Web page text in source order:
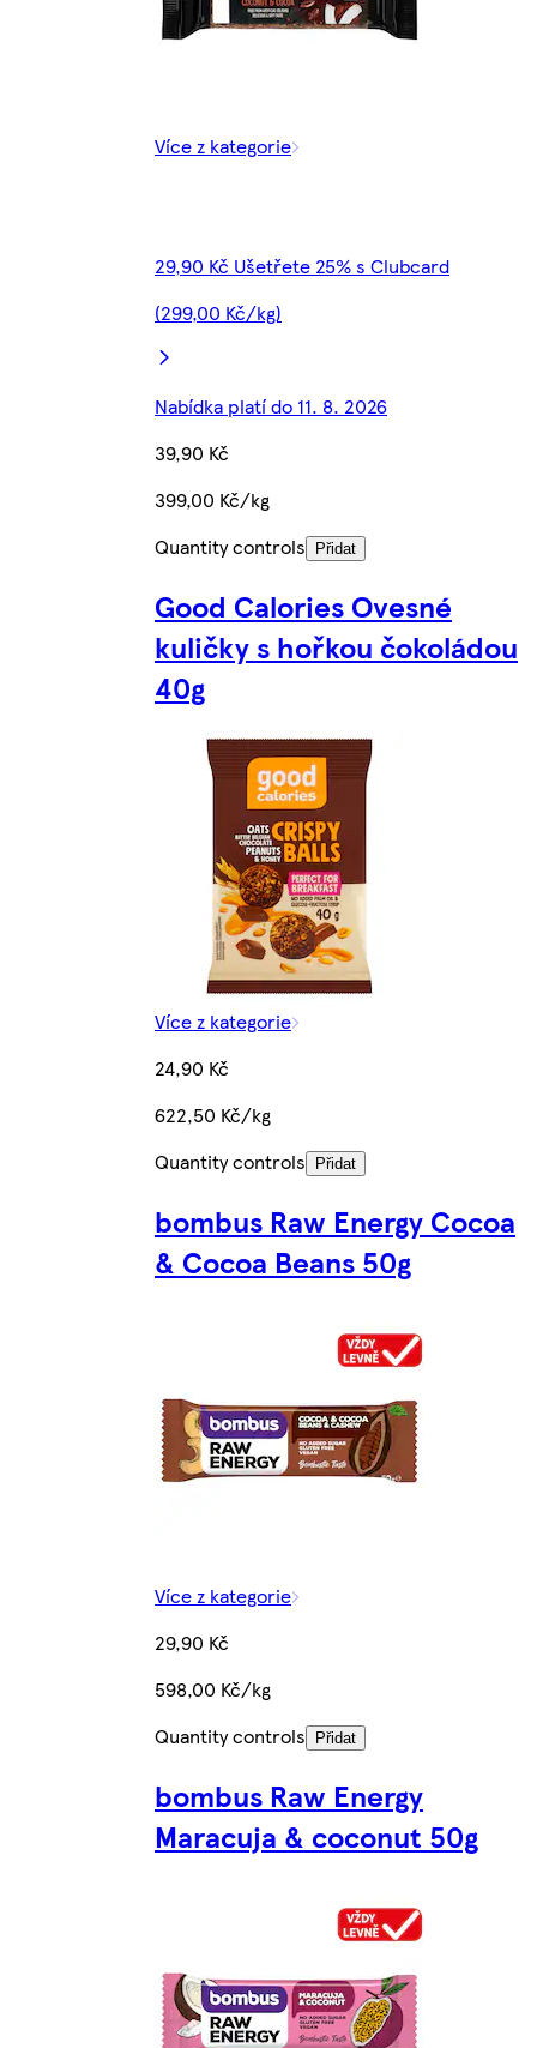
Více z kategorie
29,90 Kč Ušetřete 25% s Clubcard
(299,00 Kč/kg)
Nabídka platí do 11. 8. 2026
39,90 Kč
399,00 Kč/kg
Quantity controls
Přidat
Good Calories Ovesné
kuličky s hořkou čokoládou
40g
Více z kategorie
24,90 Kč
622,50 Kč/kg
Quantity controls
Přidat
bombus Raw Energy Cocoa
& Cocoa Beans 50g
Více z kategorie
29,90 Kč
598,00 Kč/kg
Quantity controls
Přidat
bombus Raw Energy
Maracuja & coconut 50g